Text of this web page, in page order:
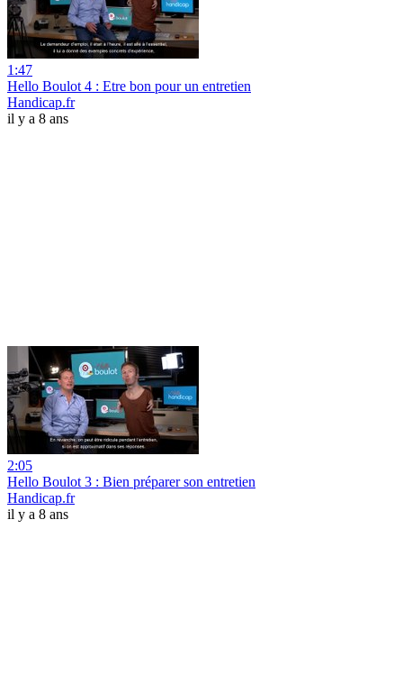
1:47
Hello Boulot 4 : Etre bon pour un entretien
Handicap.fr
il y a 8 ans
2:05
Hello Boulot 3 : Bien préparer son entretien
Handicap.fr
il y a 8 ans